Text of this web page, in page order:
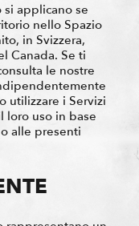
applicano se
nello Spazio
in Svizzera,
Canada. Se ti
le nostre
utilizzare i Servizi
loro uso in base
alle presenti